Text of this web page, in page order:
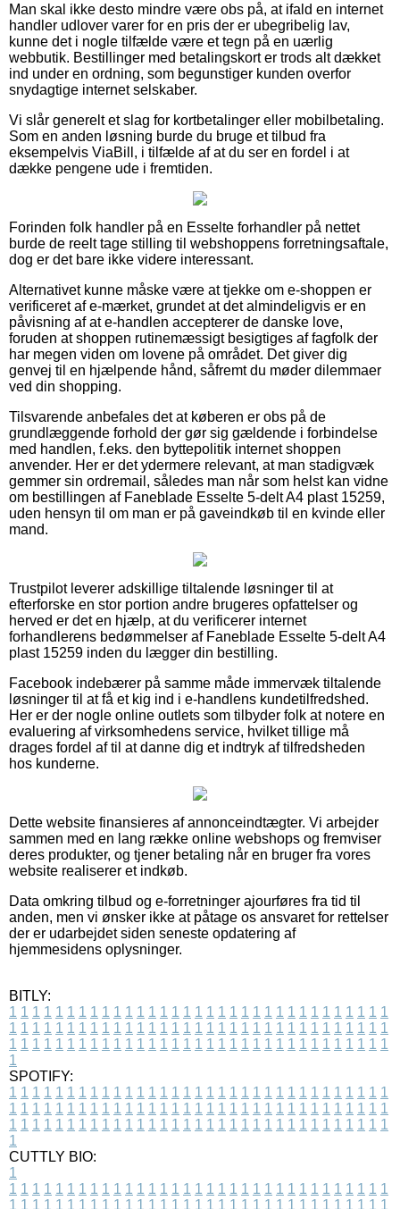
Man skal ikke desto mindre være obs på, at ifald en internet
handler udlover varer for en pris der er ubegribelig lav,
kunne det i nogle tilfælde være et tegn på en uærlig
webbutik. Bestillinger med betalingskort er trods alt dækket
ind under en ordning, som begunstiger kunden overfor
snydagtige internet selskaber.
Vi slår generelt et slag for kortbetalinger eller mobilbetaling.
Som en anden løsning burde du bruge et tilbud fra
eksempelvis ViaBill, i tilfælde af at du ser en fordel i at
dække pengene ude i fremtiden.
Forinden folk handler på en Esselte forhandler på nettet
burde de reelt tage stilling til webshoppens forretningsaftale,
dog er det bare ikke videre interessant.
Alternativet kunne måske være at tjekke om e-shoppen er
verificeret af e-mærket, grundet at det almindeligvis er en
påvisning af at e-handlen accepterer de danske love,
foruden at shoppen rutinemæssigt besigtiges af fagfolk der
har megen viden om lovene på området. Det giver dig
genvej til en hjælpende hånd, såfremt du møder dilemmaer
ved din shopping.
Tilsvarende anbefales det at køberen er obs på de
grundlæggende forhold der gør sig gældende i forbindelse
med handlen, f.eks. den byttepolitik internet shoppen
anvender. Her er det ydermere relevant, at man stadigvæk
gemmer sin ordremail, således man når som helst kan vidne
om bestillingen af Faneblade Esselte 5-delt A4 plast 15259,
uden hensyn til om man er på gaveindkøb til en kvinde eller
mand.
Trustpilot leverer adskillige tiltalende løsninger til at
efterforske en stor portion andre brugeres opfattelser og
herved er det en hjælp, at du verificerer internet
forhandlerens bedømmelser af Faneblade Esselte 5-delt A4
plast 15259 inden du lægger din bestilling.
Facebook indebærer på samme måde immervæk tiltalende
løsninger til at få et kig ind i e-handlens kundetilfredshed.
Her er der nogle online outlets som tilbyder folk at notere en
evaluering af virksomhedens service, hvilket tillige må
drages fordel af til at danne dig et indtryk af tilfredsheden
hos kunderne.
Dette website finansieres af annonceindtægter. Vi arbejder
sammen med en lang række online webshops og fremviser
deres produkter, og tjener betaling når en bruger fra vores
website realiserer et indkøb.
Data omkring tilbud og e-forretninger ajourføres fra tid til
anden, men vi ønsker ikke at påtage os ansvaret for rettelser
der er udarbejdet siden seneste opdatering af
hjemmesidens oplysninger.
BITLY:
1 1 1 1 1 1 1 1 1 1 1 1 1 1 1 1 1 1 1 1 1 1 1 1 1 1 1 1 1 1 1 1 1
1 1 1 1 1 1 1 1 1 1 1 1 1 1 1 1 1 1 1 1 1 1 1 1 1 1 1 1 1 1 1 1 1
1 1 1 1 1 1 1 1 1 1 1 1 1 1 1 1 1 1 1 1 1 1 1 1 1 1 1 1 1 1 1 1 1
1
SPOTIFY:
1 1 1 1 1 1 1 1 1 1 1 1 1 1 1 1 1 1 1 1 1 1 1 1 1 1 1 1 1 1 1 1 1
1 1 1 1 1 1 1 1 1 1 1 1 1 1 1 1 1 1 1 1 1 1 1 1 1 1 1 1 1 1 1 1 1
1 1 1 1 1 1 1 1 1 1 1 1 1 1 1 1 1 1 1 1 1 1 1 1 1 1 1 1 1 1 1 1 1
1
CUTTLY BIO:
1
1 1 1 1 1 1 1 1 1 1 1 1 1 1 1 1 1 1 1 1 1 1 1 1 1 1 1 1 1 1 1 1 1
1 1 1 1 1 1 1 1 1 1 1 1 1 1 1 1 1 1 1 1 1 1 1 1 1 1 1 1 1 1 1 1 1